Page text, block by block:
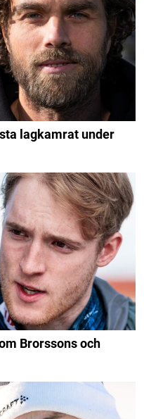
lagkamrat under
Brorssons och